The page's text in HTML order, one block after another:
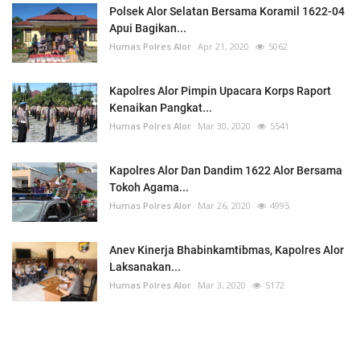
Polsek Alor Selatan Bersama Koramil 1622-04
Apui Bagikan...
Humas Polres Alor Apr 21, 2020 5062
Kapolres Alor Pimpin Upacara Korps Raport
Kenaikan Pangkat...
Humas Polres Alor Mar 30, 2020 5541
Kapolres Alor Dan Dandim 1622 Alor Bersama
Tokoh Agama...
Humas Polres Alor Mar 26, 2020 4995
Anev Kinerja Bhabinkamtibmas, Kapolres Alor
Laksanakan...
Humas Polres Alor Mar 3, 2020 5172